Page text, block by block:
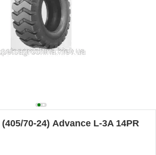
70-24) Advance L-3A 14PR